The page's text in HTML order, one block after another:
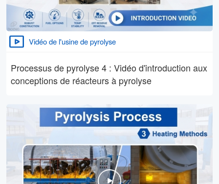
Vidéo de l'usine de pyrolyse
Processus de pyrolyse 4 : Vidéo d'introduction aux
conceptions de réacteurs à pyrolyse